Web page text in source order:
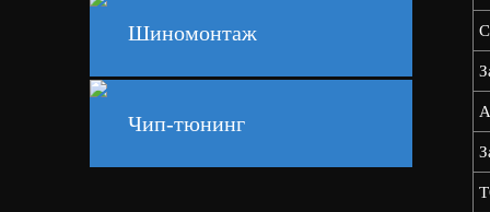
Шиномонтаж
Чип-тюнинг